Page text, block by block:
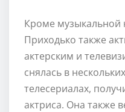
Кроме музыкальной
Приходько также
актерским и
снялась в
телесериалах,
актриса. Она также